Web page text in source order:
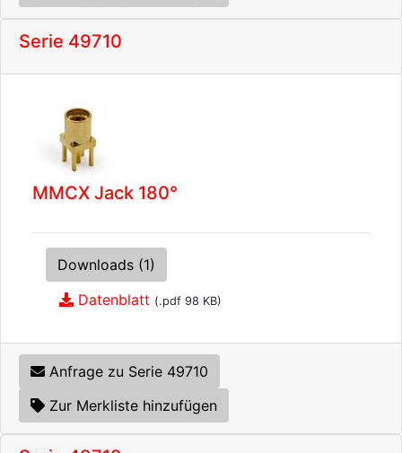
Serie 49710
MMCX Jack 180°
Downloads (1)
Datenblatt (.pdf 98 KB)
Anfrage zu Serie 49710
Zur Merkliste hinzufügen